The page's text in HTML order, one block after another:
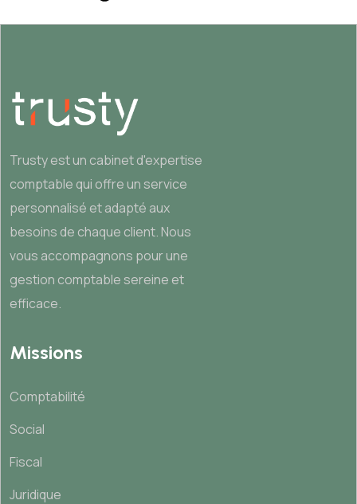
Trusty est un cabinet d'expertise
comptable qui offre un service
personnalisé et adapté aux
besoins de chaque client. Nous
vous accompagnons pour une
gestion comptable sereine et
efficace.
Missions
Comptabilité
Social
Fiscal
Juridique